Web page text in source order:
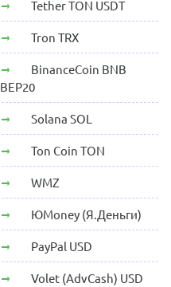
Tether TON USDT
Tron TRX
BinanceCoin BNB
BEP20
Solana SOL
Ton Coin TON
WMZ
ЮMoney (Я.Деньги)
PayPal USD
Volet (AdvCash) USD